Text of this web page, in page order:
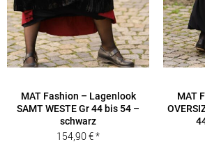
MAT Fashion – Lagenlook
SAMT WESTE Gr 44 bis 54 –
schwarz
154,90€
MAT